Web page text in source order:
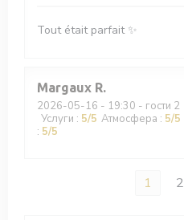
Tout était parfait ✨
Margaux R
2026-05-16 - 19:30 - гости 2
Услуги : 5/5 Атмосфера : 5/5
: 5/5
1 2